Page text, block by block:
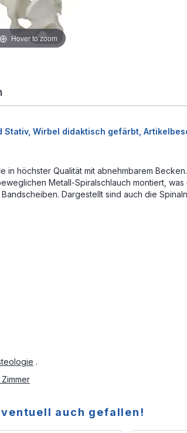
Hover to zoom
Stativ, Wirbel didaktisch gefärbt,
in höchster Qualität mit abnehmbarem
Metall-Spiralschlauch montiert,
Dargestellt sind auch die
.
auch gefallen!